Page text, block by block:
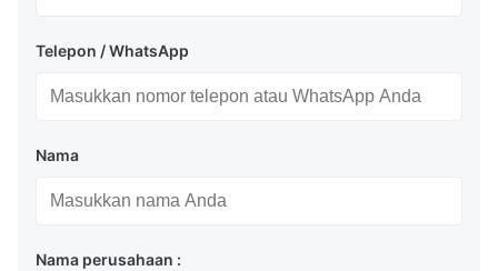
Telepon / WhatsApp
Nama
Nama perusahaan :